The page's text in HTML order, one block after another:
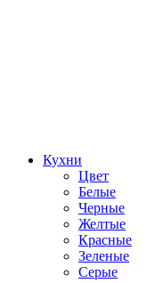
Кухни
Цвет
Белые
Черные
Желтые
Красные
Зеленые
Серые